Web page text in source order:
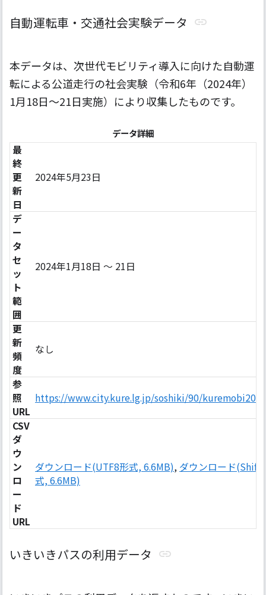
自動運転車・交通社会実験データ
本データは、次世代モビリティ導入に向けた自動運
転による公道走行の社会実験（令和6年（2024年）
1月18日～21日実施）により収集したものです。
データ詳細
最
終
更
新
日
2024年5月23日
デ
ー
タ
セ
ッ
ト
範
囲
2024年1月18日 ～ 21日
更
新
頻
度
なし
参
照
URL
https://www.city.kure.lg.jp/soshiki/90/
CSV
ダ
ウ
ン
ロ
ー
ド
URL
ダウンロード(UTF8形式, 6.6MB), ダウンロード
式, 6.6MB)
いきいきパスの利用データ